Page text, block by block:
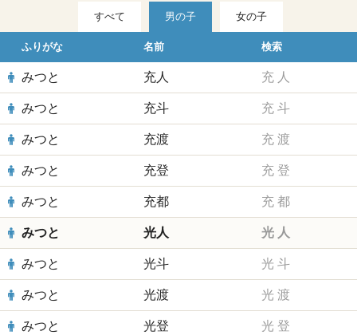
すべて 男の子 女の子
ふりがな 名前 検索
みつと 充人 充 人
みつと 充斗 充 斗
みつと 充渡 充 渡
みつと 充登 充 登
みつと 充都 充 都
みつと 光人 光 人
みつと 光斗 光 斗
みつと 光渡 光 渡
みつと 光登 光 登